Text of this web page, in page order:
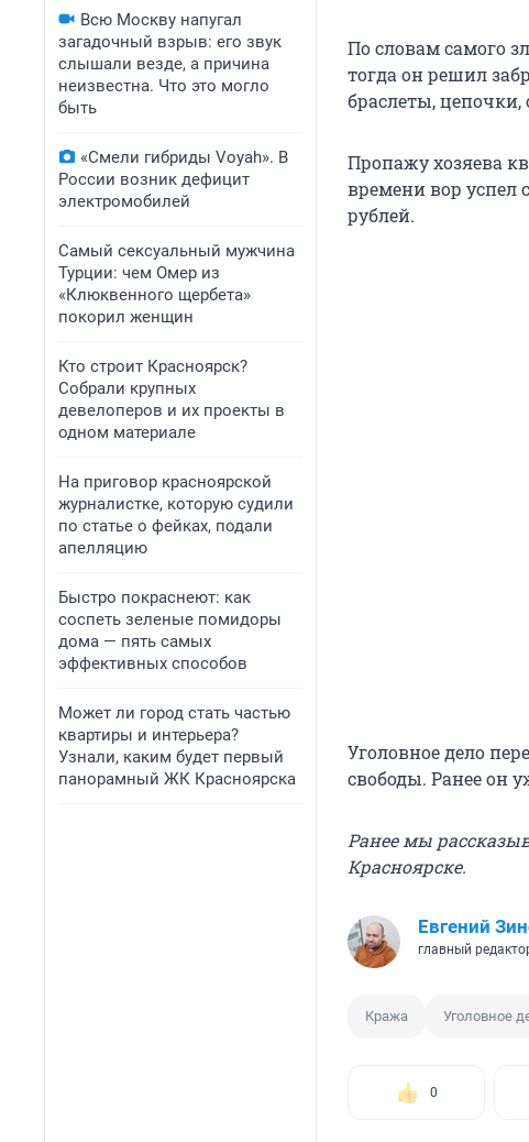
Всю Москву напугал
загадочный взрыв: его звук
слышали везде, а причина
неизвестна. Что это могло
быть
«Смели гибриды Voyah». В
России возник дефицит
электромобилей
Самый сексуальный мужчина
Турции: чем Омер из
«Клюквенного щербета»
покорил женщин
Кто строит Красноярск?
Собрали крупных
девелоперов и их проекты в
одном материале
На приговор красноярской
журналистке, которую судили
по статье о фейках, подали
апелляцию
Быстро покраснеют: как
соспеть зеленые помидоры
дома — пять самых
эффективных способов
Может ли город стать частью
квартиры и интерьера?
Узнали, каким будет первый
панорамный ЖК Красноярска
По словам самого
тогда он решил
браслеты, цепочки,
Пропажу хозяева
времени вор успел
рублей.
Уголовное дело
свободы. Ранее он
Ранее мы
Красноярске.
Евгений
главный
Кража Уголовное
0